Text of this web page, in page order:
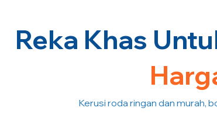
Reka Khas
Kerusi roda ringan dan murah,